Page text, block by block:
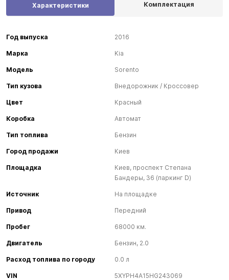
Характеристики Комплектация
Год выпуска 2016
Марка Kia
Модель Sorento
Тип кузова Внедорожник / Кроссовер
Цвет Красный
Коробка Автомат
Тип топлива Бензин
Город продажи Киев
Площадка
Киев, проспект Степана
Бандеры, 36 (паркинг D)
Источник На площадке
Привод Передний
Пробег 68000 км.
Двигатель Бензин, 2.0
Расход топлива по городу 0.0 л
VIN 5XYPH4A15HG243069